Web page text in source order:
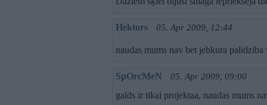
Hektors 05. Apr 2009, 12:44
naudas mums nav bet jebkura
SpOrcMeN 05. Apr 2009, 09:00
galds ir tikai projektaa, naudas mums